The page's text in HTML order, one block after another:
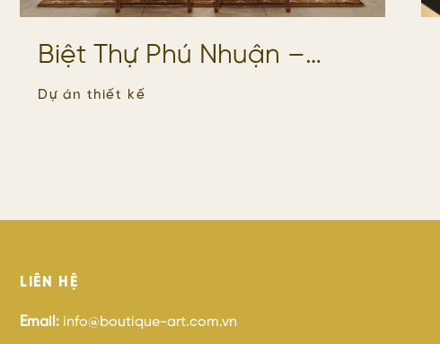
Biệt Thự Phú Nhuận –
Không Gian Sống Đậm
Dự án thiết kế
LIÊN HỆ
Email: info@boutique-art.com.vn